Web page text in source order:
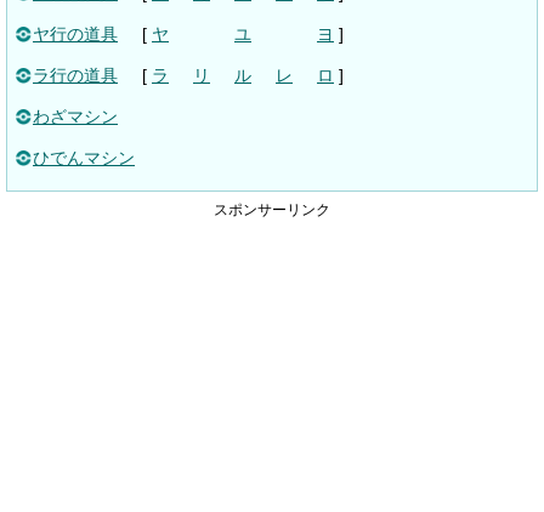
ヤ行の道具 [ ヤ ユ ヨ ]
ラ行の道具 [ ラ リ ル レ ロ ]
わざマシン
ひでんマシン
スポンサーリンク